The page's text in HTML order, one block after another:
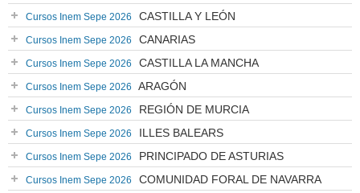
Cursos Inem Sepe 2026 CASTILLA Y LEÓN
Cursos Inem Sepe 2026 CANARIAS
Cursos Inem Sepe 2026 CASTILLA LA MANCHA
Cursos Inem Sepe 2026 ARAGÓN
Cursos Inem Sepe 2026 REGIÓN DE MURCIA
Cursos Inem Sepe 2026 ILLES BALEARS
Cursos Inem Sepe 2026 PRINCIPADO DE ASTURIAS
Cursos Inem Sepe 2026 COMUNIDAD FORAL DE NAVARRA